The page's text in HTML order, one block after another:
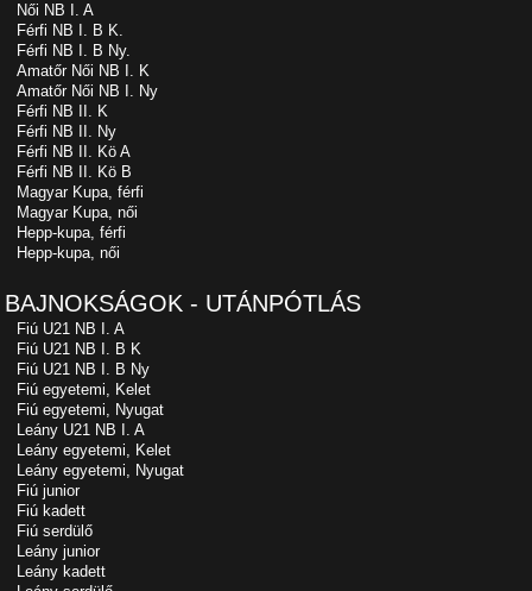
Női NB I. A
Férfi NB I. B K.
Férfi NB I. B Ny.
Amatőr Női NB I. K
Amatőr Női NB I. Ny
Férfi NB II. K
Férfi NB II. Ny
Férfi NB II. Kö A
Férfi NB II. Kö B
Magyar Kupa, férfi
Magyar Kupa, női
Hepp-kupa, férfi
Hepp-kupa, női
BAJNOKSÁGOK - UTÁNPÓTLÁS
Fiú U21 NB I. A
Fiú U21 NB I. B K
Fiú U21 NB I. B Ny
Fiú egyetemi, Kelet
Fiú egyetemi, Nyugat
Leány U21 NB I. A
Leány egyetemi, Kelet
Leány egyetemi, Nyugat
Fiú junior
Fiú kadett
Fiú serdülő
Leány junior
Leány kadett